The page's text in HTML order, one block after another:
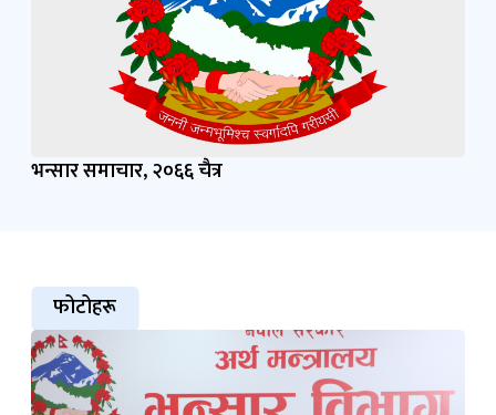
भन्सार समाचार, २०६६ चैत्र
फोटोहरू